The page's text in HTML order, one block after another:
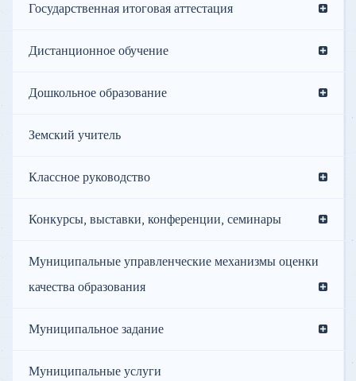
Государственная итоговая аттестация
Дистанционное обучение
Дошкольное образование
Земский учитель
Классное руководство
Конкурсы, выставки, конференции, семинары
Муниципальные управленческие механизмы оценки
качества образования
Муниципальное задание
Муниципальные услуги